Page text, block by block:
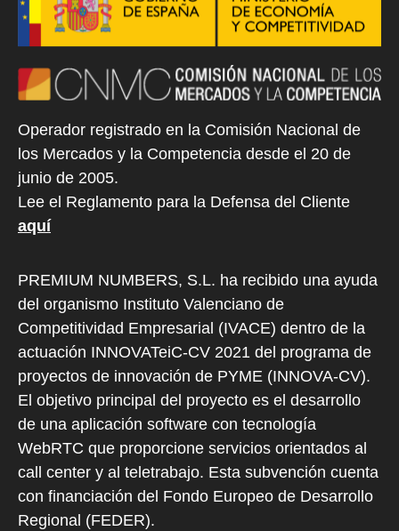
Operador registrado en la Comisión Nacional de
los Mercados y la Competencia desde el 20 de
junio de 2005.
Lee el Reglamento para la Defensa del Cliente
aquí
PREMIUM NUMBERS, S.L. ha recibido una ayuda
del organismo Instituto Valenciano de
Competitividad Empresarial (IVACE) dentro de la
actuación INNOVATeiC-CV 2021 del programa de
proyectos de innovación de PYME (INNOVA-CV).
El objetivo principal del proyecto es el desarrollo
de una aplicación software con tecnología
WebRTC que proporcione servicios orientados al
call center y al teletrabajo. Esta subvención cuenta
con financiación del Fondo Europeo de Desarrollo
Regional (FEDER).